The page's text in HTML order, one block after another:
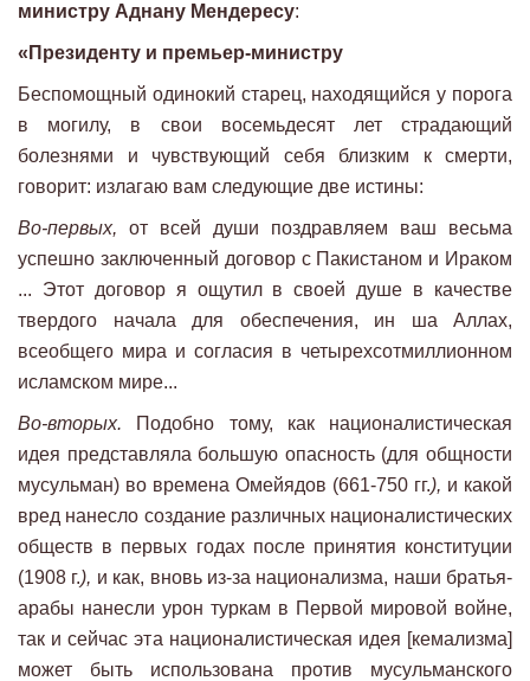
министру Аднану Мендересу:
«Президенту и премьер-министру
Беспомощный одинокий старец, находящийся у порога
в могилу, в свои восемьдесят лет страдающий
болезнями и чувствующий себя близким к смерти,
говорит: излагаю вам следующие две истины:
Во-первых, от всей души поздравляем ваш весьма
успешно заключенный договор с Пакистаном и Ираком
... Этот договор я ощутил в своей душе в качестве
твердого начала для обеспечения, ин ша Аллах,
всеобщего мира и согласия в четырехсотмиллионном
исламском мире...
Во-вторых. Подобно тому, как националистическая
идея представляла большую опасность (для общности
мусульман) во времена Омейядов (661-750 гг.), и какой
вред нанесло создание различных националистических
обществ в первых годах после принятия конституции
(1908 г.), и как, вновь из-за национализма, наши братья-
арабы нанесли урон туркам в Первой мировой войне,
так и сейчас эта националистическая идея [кемализма]
может быть использована против мусульманского